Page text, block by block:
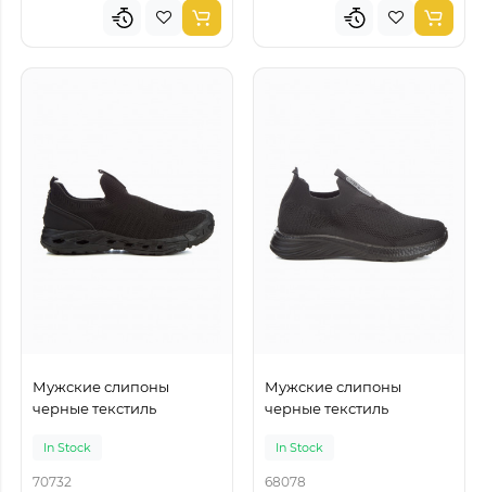
Мужские слипоны
черные текстиль
In Stock
70732
Мужские слипоны
черные текстиль
In Stock
68078